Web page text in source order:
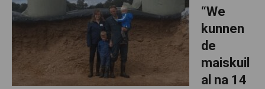
“We
kunnen
de
maiskuil
al na 14